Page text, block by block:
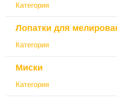
Категория
Лопатки для
Категория
Миски
Категория